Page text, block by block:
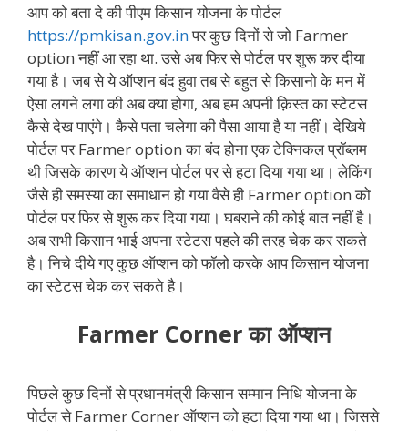
आप को बता दे की पीएम किसान योजना के पोर्टल
https://pmkisan.gov.inपर कुछ दिनों से जो Farmer
option नहीं आ रहा था. उसे अब फिर से पोर्टल पर शुरू कर दीया
गया है। जब से ये ऑप्शन बंद हुवा तब से बहुत से किसानो के मन में
ऐसा लगने लगा की अब क्या होगा, अब हम अपनी क़िस्त का स्टेटस
कैसे देख पाएंगे। कैसे पता चलेगा की पैसा आया है या नहीं। देखिये
पोर्टल पर Farmer option का बंद होना एक टेक्निकल प्रॉब्लम
थी जिसके कारण ये ऑप्शन पोर्टल पर से हटा दिया गया था। लेकिंग
जैसे ही समस्या का समाधान हो गया वैसे ही Farmer option को
पोर्टल पर फिर से शुरू कर दिया गया। घबराने की कोई बात नहीं है।
अब सभी किसान भाई अपना स्टेटस पहले की तरह चेक कर सकते
है। निचे दीये गए कुछ ऑप्शन को फॉलो करके आप किसान योजना
का स्टेटस चेक कर सकते है।
Farmer Corner का ऑप्शन
पिछले कुछ दिनों से प्रधानमंत्री किसान सम्मान निधि योजना के
पोर्टल से Farmer Corner ऑप्शन को हटा दिया गया था। जिससे